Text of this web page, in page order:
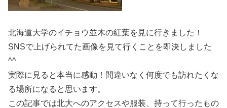
北海道大学のイチョウ並木の紅葉を見に行きました！
SNSで上げられてた画像を見て行くことを即決しました
^^
実際に見ると本当に感動！間違いなく何度でも訪れたくな
る場所になると思います。
この記事では北大へのアクセスや服装、持って行ったもの